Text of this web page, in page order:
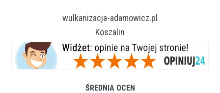
wulkanizacja-adamowicz.pl
Koszalin
ŚREDNIA OCEN